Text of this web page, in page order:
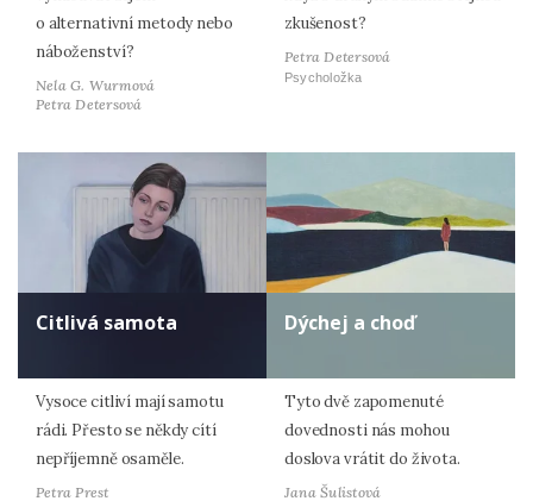
o alternativní metody nebo
náboženství?
Nela G. Wurmová
Petra Detersová
zkušenost?
Petra Detersová
Psycholožka
Citlivá samota
Vysoce citliví mají samotu
rádi. Přesto se někdy cítí
nepříjemně osaměle.
Petra Prest
Dýchej a choď
Tyto dvě zapomenuté
dovednosti nás mohou
doslova vrátit do života.
Jana Šulistová